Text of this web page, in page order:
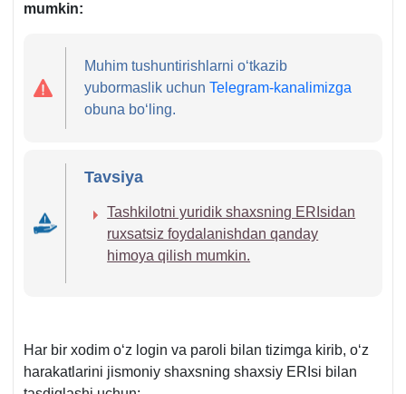
mumkin:
Muhim tushuntirishlarni oʻtkazib
yubormaslik uchunTelegram-kanalimizga
obuna boʻling.
Tavsiya
Tashkilotni yuridik shaхsning ERIsidan
ruхsatsiz foydalanishdan qanday
himoya qilish mumkin.
Har bir хodim oʻz login va paroli bilan tizimga kirib, oʻz
harakatlarini jismoniy shaхsning shaхsiy ERIsi bilan